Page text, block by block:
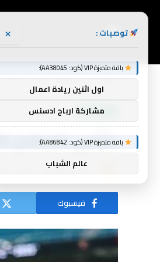
الرئيسية » أخبار الرياضة » كأس العالم 2026: يضيف الفيفا تقنية جديدة للتسلل لمساعدة VAR
أخبار الرياضة
كأس العالم 2026: يضيف الفيفا تقنية جديدة للتسلل لمساعدة VAR
بواسطة yynnbb
فيسبوك
توصيات : ×
باقة متميزة VIP (كود: AA38045):
اول اثنين ريادة اعمال
مشاركة ارباح ادسنس
باقة متميزة VIP (كود: AA86842):
عالم الشباب